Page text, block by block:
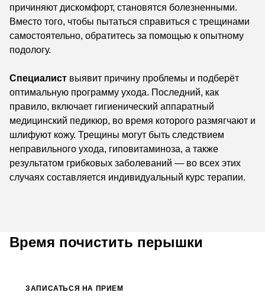
причиняют дискомфорт, становятся болезненными.
Вместо того, чтобы пытаться справиться с трещинами
самостоятельно, обратитесь за помощью к опытному
подологу.
Специалист выявит причину проблемы и подберёт
оптимальную программу ухода. Последний, как
правило, включает гигиенический аппаратный
медицинский педикюр, во время которого размягчают и
шлифуют кожу. Трещины могут быть следствием
неправильного ухода, гиповитаминоза, а также
результатом грибковых заболеваний — во всех этих
случаях составляется индивидуальный курс терапии.
Время почистить перышки
ЗАПИСАТЬСЯ НА ПРИЕМ